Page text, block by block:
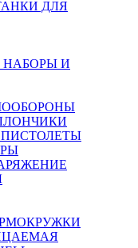
ДЛЯ
И